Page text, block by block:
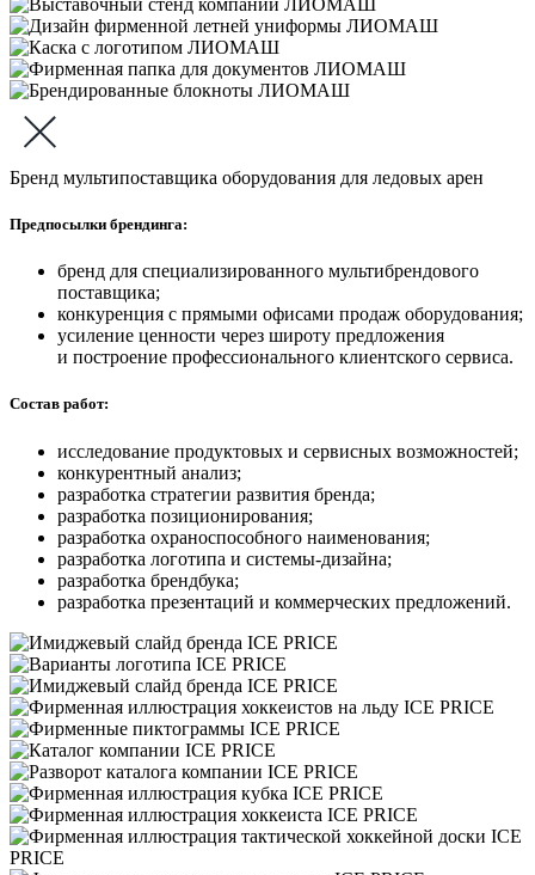
Бренд мультипоставщика оборудования для ледовых арен
Предпосылки брендинга:
бренд для специализированного мультибрендового
поставщика;
конкуренция с прямыми офисами продаж оборудования;
усиление ценности через широту предложения
и построение профессионального клиентского сервиса.
Состав работ:
исследование продуктовых и сервисных возможностей;
конкурентный анализ;
разработка стратегии развития бренда;
разработка позиционирования;
разработка охраноспособного наименования;
разработка логотипа и системы-дизайна;
разработка брендбука;
разработка презентаций и коммерческих предложений.